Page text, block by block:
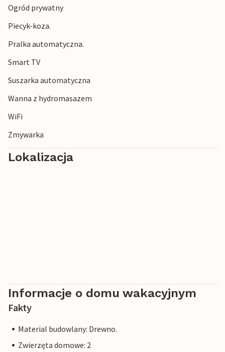
wspaniały widok na wybrzeże z latarni morskiej!
Ogród prywatny
Piecyk-koza.
Pralka automatyczna.
Smart TV
Suszarka automatyczna
Wanna z hydromasazem
WiFi
Zmywarka
Lokalizacja
Informacje o domu wakacyjnym
Fakty
Material budowlany: Drewno.
Zwierzęta domowe: 2